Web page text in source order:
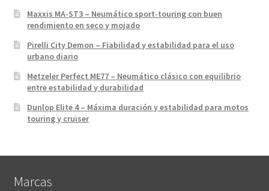
Maxxis MA-ST3 – Neumático sport-touring con buen
rendimiento en seco y mojado
Pirelli City Demon – Fiabilidad y estabilidad para el uso
urbano diario
Metzeler Perfect ME77 – Neumático clásico con equilibrio
entre estabilidad y durabilidad
Dunlop Elite 4 – Máxima duración y estabilidad para motos
touring y cruiser
Marcas